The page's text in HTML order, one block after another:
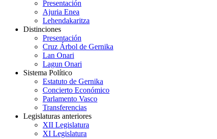
Presentación
Ajuria Enea
Lehendakaritza
Distinciones
Presentación
Cruz Árbol de Gernika
Lan Onari
Lagun Onari
Sistema Político
Estatuto de Gernika
Concierto Económico
Parlamento Vasco
Transferencias
Legislaturas anteriores
XII Legislatura
XI Legislatura